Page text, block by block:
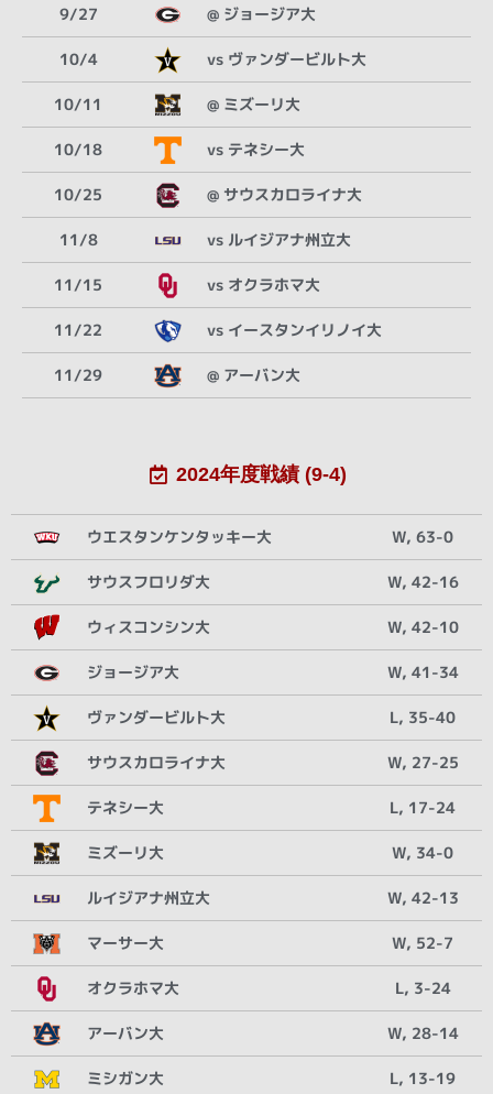
9/27 @ ジョージア大
10/4 vs ヴァンダービルト大
10/11 @ ミズーリ大
10/18 vs テネシー大
10/25 @ サウスカロライナ大
11/8 vs ルイジアナ州立大
11/15 vs オクラホマ大
11/22 vs イースタンイリノイ大
11/29 @ アーバン大
2024年度戦績 (9-4)
ウエスタンケンタッキー大 W, 63-0
サウスフロリダ大 W, 42-16
ウィスコンシン大 W, 42-10
ジョージア大 W, 41-34
ヴァンダービルト大 L, 35-40
サウスカロライナ大 W, 27-25
テネシー大 L, 17-24
ミズーリ大 W, 34-0
ルイジアナ州立大 W, 42-13
マーサー大 W, 52-7
オクラホマ大 L, 3-24
アーバン大 W, 28-14
ミシガン大 L, 13-19